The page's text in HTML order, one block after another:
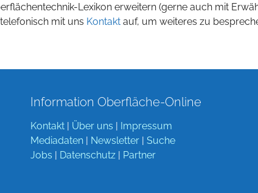
Lexikon erweitern (gerne auch mit
mit uns Kontakt auf, um weiteres zu
Information Oberfläche-Online
Kontakt | Über uns | Impressum
Mediadaten | Newsletter | Suche
Jobs | Datenschutz | Partner